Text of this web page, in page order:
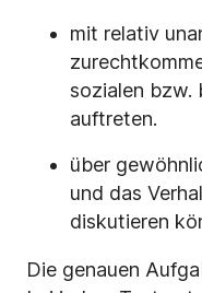
mit relativ
sozialen bzw.
auftreten.
über
und das
diskutieren
Die genauen